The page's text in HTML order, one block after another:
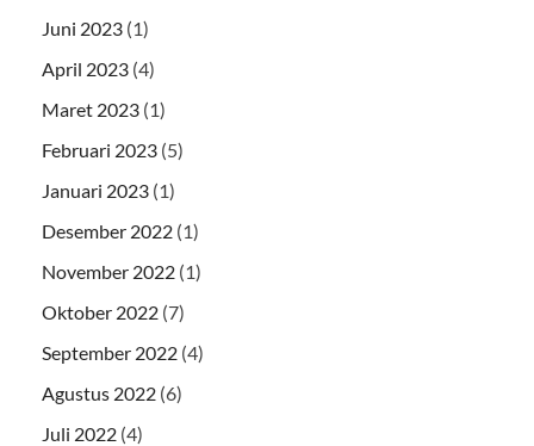
Juni 2023 (1)
April 2023 (4)
Maret 2023 (1)
Februari 2023 (5)
Januari 2023 (1)
Desember 2022 (1)
November 2022 (1)
Oktober 2022 (7)
September 2022 (4)
Agustus 2022 (6)
Juli 2022 (4)